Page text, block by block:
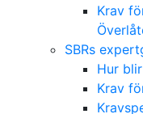
Krav
SBRs
Hur
Krav